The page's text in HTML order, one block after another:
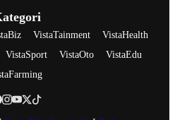
VistaTainment
VistaHealth
VistaSport VistaOto
VistaEdu